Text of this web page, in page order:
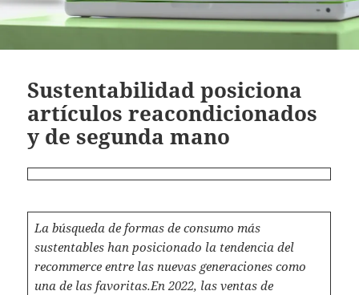
Sustentabilidad posiciona
artículos reacondicionados
y de segunda mano
La búsqueda de formas de consumo más
sustentables han posicionado la tendencia del
recommerce entre las nuevas generaciones como
una de las favoritas.En 2022, las ventas de